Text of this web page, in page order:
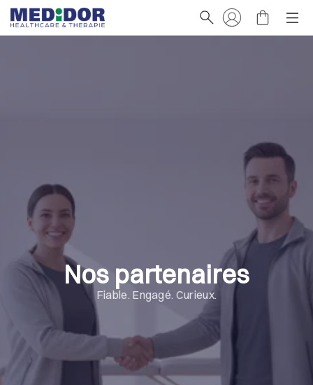
Nos partenaires
Fiable. Engagé. Curieux.